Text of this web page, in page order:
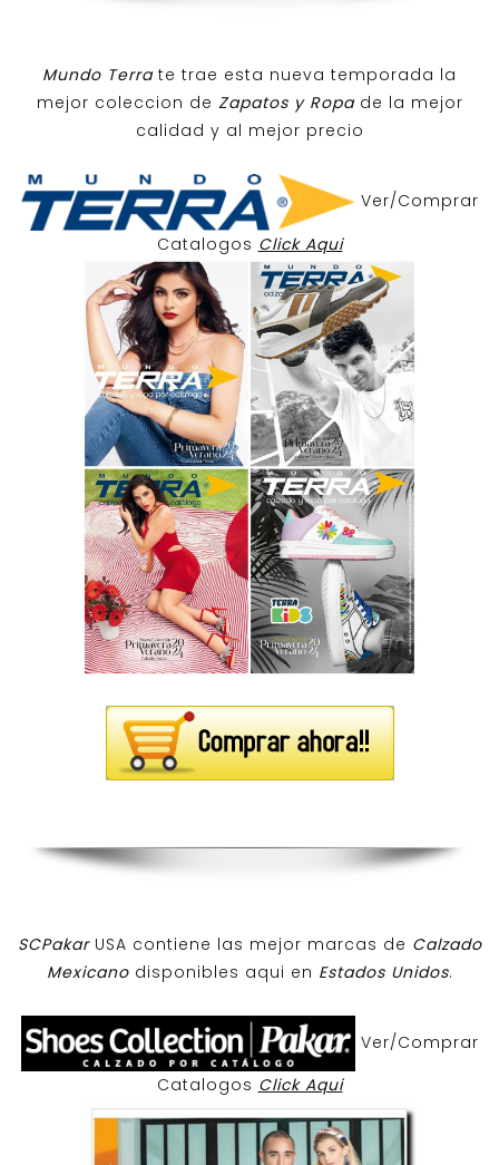
Mundo Terra te trae esta nueva temporada la
mejor coleccion de Zapatos y Ropa de la mejor
calidad y al mejor precio
Ver/Comprar
Catalogos Click Aqui
SCPakar USA contiene las mejor marcas de Calzado
Mexicanodisponibles aqui en Estados Unidos.
Ver/Comprar
Catalogos Click Aqui